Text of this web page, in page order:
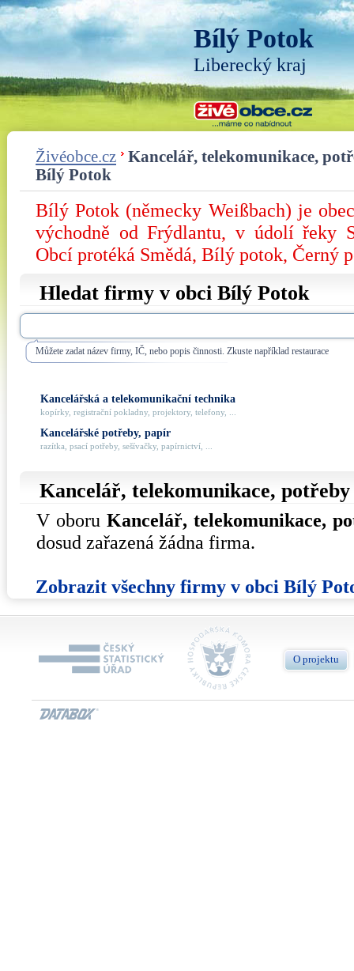
Bílý Potok
Liberecký kraj
Živéobce.cz
Kancelář, telekomunikace,
Bílý Potok
Bílý Potok (německy Weißbach) je
východně od Frýdlantu, v údolí řeky
Obcí protéká Smědá, Bílý potok, Černý
Hledat firmy v obci Bílý Potok
Můžete zadat název firmy, IČ, nebo popis činnosti. Zkuste například restaurace
Kancelářská a telekomunikační technika
kopírky, registrační pokladny, projektory, telefony, ...
Kancelářské potřeby, papír
razítka, psací potřeby, sešívačky, papírnictví, ...
Kancelář, telekomunikace,
V oboru Kancelář, telekomunikace,
dosud zařazená žádna firma.
Zobrazit všechny firmy v obci Bílý
O projektu